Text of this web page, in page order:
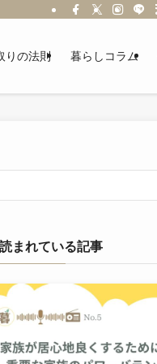
りの法則 暮らしコラム
まれている記事